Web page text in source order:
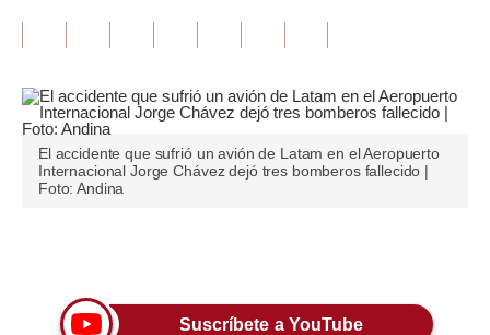
Plus G
Opinión
Editorial
Pregunta de hoy
Lujo
El accidente que sufrió un avión de Latam en el Aeropuerto
Internacional Jorge Chávez dejó tres bomberos fallecido |
Foto: Andina
Suscríbete a YouTube